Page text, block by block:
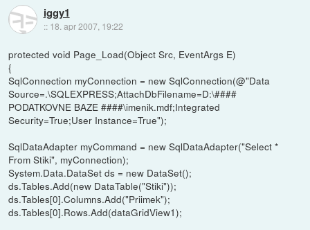
iggy1
:: 18. apr 2007, 19:22
protected void Page_Load(Object Src, EventArgs E)
{
SqlConnection myConnection = new SqlConnection(@"Data
Source=.\SQLEXPRESS;AttachDbFilename=D:\####
PODATKOVNE BAZE ####\imenik.mdf;Integrated
Security=True;User Instance=True");
SqlDataAdapter myCommand = new SqlDataAdapter("Select *
From Stiki", myConnection);
System.Data.DataSet ds = new DataSet();
ds.Tables.Add(new DataTable("Stiki"));
ds.Tables[0].Columns.Add("Priimek");
ds.Tables[0].Rows.Add(dataGridView1);